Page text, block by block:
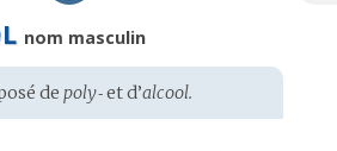
nom masculin
de poly‑et d’alcool.